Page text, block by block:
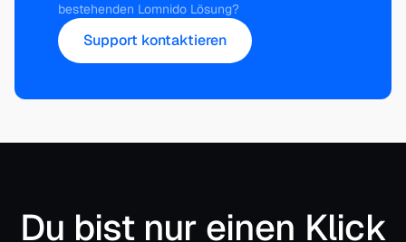
bestehenden Lomnido Lösung?
Support kontaktieren
Du bist nur einen Klick